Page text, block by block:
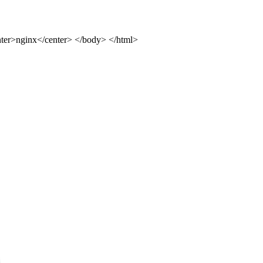
center> </body> </html>